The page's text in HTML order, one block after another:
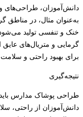
دانش‌آموزان، طراحی‌های
به‌عنوان مثال، در مناطق
خنک و تنفسی تولید
گرمایی و متریال‌های
برای بهبود راحتی و
نتیجه‌گیری
طراحی پوشاک مدارس باید
دانش‌آموزان از راحتی،